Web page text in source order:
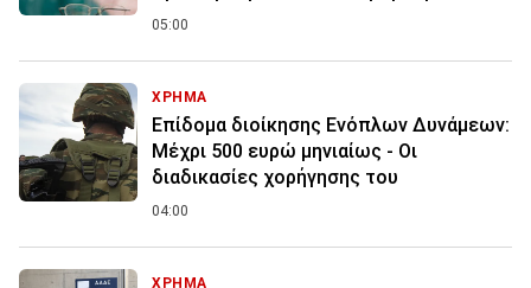
05:00
ΧΡΗΜΑ
Επίδομα διοίκησης Ενόπλων Δυνάμεων:
Μέχρι 500 ευρώ μηνιαίως - Οι
διαδικασίες χορήγησης του
04:00
ΧΡΗΜΑ